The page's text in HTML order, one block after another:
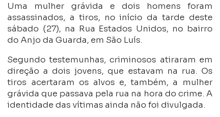
Uma mulher grávida e dois homens foram
assassinados, a tiros, no início da tarde deste
sábado (27), na Rua Estados Unidos, no bairro
do Anjo da Guarda, em São Luís.
Segundo testemunhas, criminosos atiraram em
direção a dois jovens, que estavam na rua. Os
tiros acertaram os alvos e, também, a mulher
grávida que passava pela rua na hora do crime. A
identidade das vítimas ainda não foi divulgada.